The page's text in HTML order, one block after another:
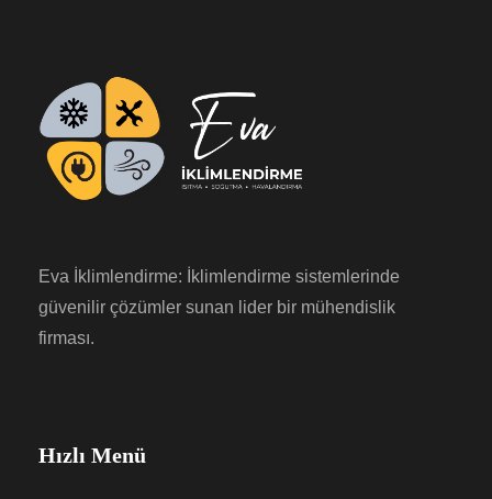
Eva İklimlendirme: İklimlendirme sistemlerinde
güvenilir çözümler sunan lider bir mühendislik
firması.
Hızlı Menü